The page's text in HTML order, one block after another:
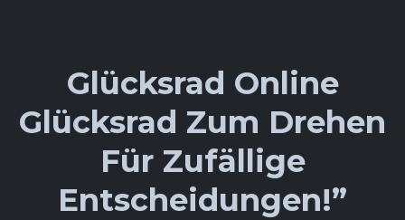
Glücksrad Online
Glücksrad Zum Drehen
Für Zufällige
Entscheidungen!”